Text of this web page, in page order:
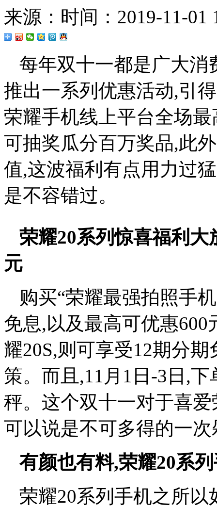
来源： 时间：2019-11-01
每年双十一都是广大消
推出一系列优惠活动,引
荣耀手机线上平台全场
可抽奖瓜分百万奖品,此
值,这波福利有点用力过
是不容错过。
荣耀20系列惊喜福利大
元
购买“荣耀最强拍照手
免息,以及最高可优惠600
耀20S,则可享受12期分
策。而且,11月1日-3日,
秤。这个双十一对于喜
可以说是不可多得的一
有颜也有料,荣耀20系
荣耀20系列手机之所